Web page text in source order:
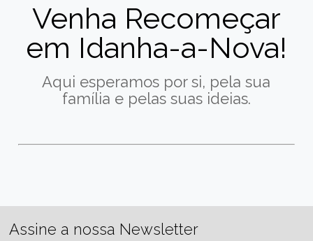
Venha Recomeçar
em Idanha-a-Nova!
Aqui esperamos por si, pela sua
família e pelas suas ideias.
Assine a nossa Newsletter